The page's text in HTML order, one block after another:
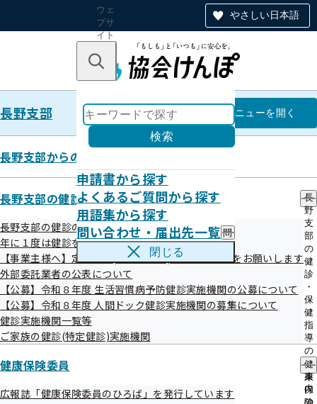
やさしい日本語
ウェ
ブサ
イト
のナ
ン
キーワードで探す
検索
申請書から探す
よくあるご質問から探す
用語集から探す
問い合わせ・届出先一覧 問
い
せ
・
届
一
ブ
閉じる
長野支部 長野支部
メニューを開く
長野支部からのお知らせ
長野支部の健診・保健指導のご案内
長
野
支
部
の
健
診
・
保
健
指
導
の
ご
案
内
の
長野支部の健診のご案内
年に１度は健診を！ 健診特集コーナー
【事業主様へ】定期健診(事業者健診)結果のご提供をお願いします
外部委託業者の公表について
【公募】令和８年度 生活習慣病予防健診実施機関の公募について
【公募】令和８年度 人間ドック健診実施機関の募集について
健診実施機関一覧等
ご家族の健診(特定健診)実施機関
健康保険委員
健
康
保
広報誌「健康保険委員のひろば」を発行しています
広報
納入告知書同封リーフレット「協会け
んぽNEWS」
協会けんぽ 健康のススメ